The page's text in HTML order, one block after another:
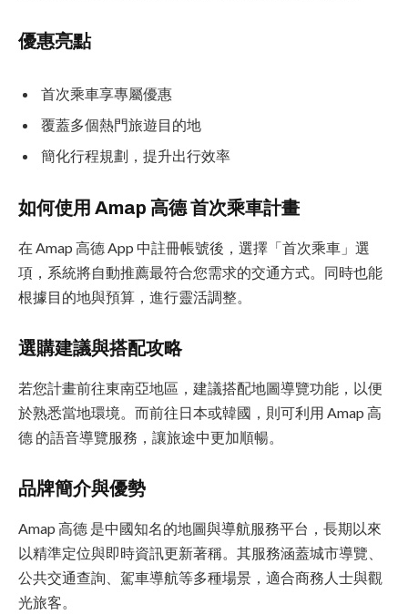
優惠亮點
首次乘車享專屬優惠
覆蓋多個熱門旅遊目的地
簡化行程規劃，提升出行效率
如何使用 Amap 高德 首次乘車計畫
在 Amap 高德 App 中註冊帳號後，選擇「首次乘車」選
項，系統將自動推薦最符合您需求的交通方式。同時也能
根據目的地與預算，進行靈活調整。
選購建議與搭配攻略
若您計畫前往東南亞地區，建議搭配地圖導覽功能，以便
於熟悉當地環境。而前往日本或韓國，則可利用 Amap 高
德 的語音導覽服務，讓旅途中更加順暢。
品牌簡介與優勢
Amap 高德 是中國知名的地圖與導航服務平台，長期以來
以精準定位與即時資訊更新著稱。其服務涵蓋城市導覽、
公共交通查詢、駕車導航等多種場景，適合商務人士與觀
光旅客。